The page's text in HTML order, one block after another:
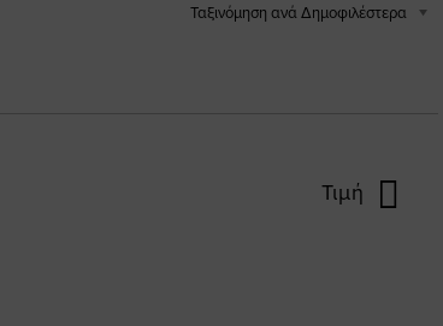
Ταξινόμηση ανά Δημοφιλέστερα
Τιμή